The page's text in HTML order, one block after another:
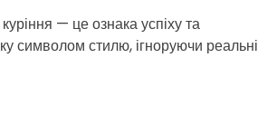
— це ознака успіху та
символом стилю, ігноруючи реальні